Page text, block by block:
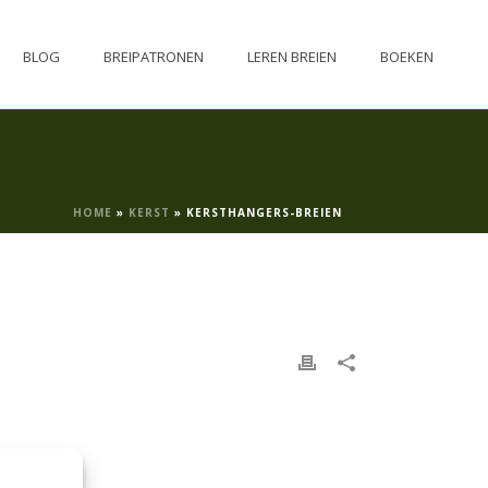
BLOG BREIPATRONEN LEREN BREIEN BOEKEN
HOME » KERST » KERSTHANGERS-BREIEN